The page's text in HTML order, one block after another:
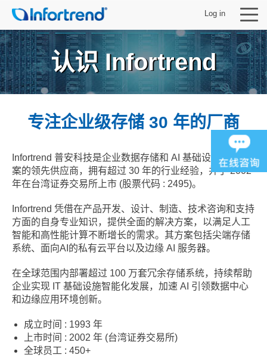
Log in
认识 Infortrend
专注企业级存储 30 年的厂商
Infortrend 普安科技是企业数据存储和 AI 基础设施解决方
案的领先供应商，拥有超过 30 年的行业经验，并于 2002
年在台湾证券交易所上市 (股票代码 : 2495)。
Infortrend 凭借在产品开发、设计、制造、技术咨询和支持
方面的自身专业知识，提供全面的解决方案，以满足人工
智能和高性能计算不断增长的需求。其方案包括尖端存储
系统、面向AI的私有云平台以及边缘 AI 服务器。
在全球范围内部署超过 100 万套冗余存储系统，持续帮助
企业实现 IT 基础设施智能化发展，加速 AI 引领数据中心
和边缘应用环境创新。
成立时间 : 1993 年
上市时间 : 2002 年 (台湾证券交易所)
全球员工 : 450+
解决方案
支持
关于 Infortrend